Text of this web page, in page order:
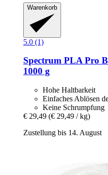
Warenkorb
5.0 (1)
Spectrum PLA Pro
1000 g
Hohe Haltbarkeit
Einfaches Ablösen
Keine Schrumpfung
€ 29,49 (€ 29,49 / kg)
Zustellung bis 14. August